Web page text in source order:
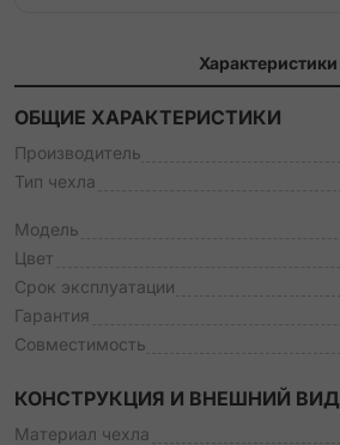
Характеристики
ОБЩИЕ ХАРАКТЕРИСТИКИ
Производитель
Тип чехла
Модель
Цвет
Срок эксплуатации
Гарантия
Совместимость
КОНСТРУКЦИЯ И ВНЕШНИЙ ВИД
Материал чехла